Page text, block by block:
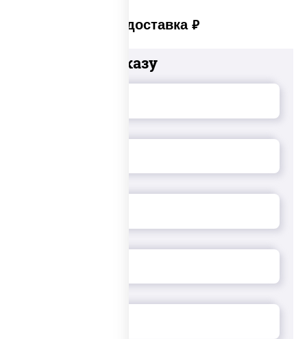
Платная доставка руб
Добавьте к заказу